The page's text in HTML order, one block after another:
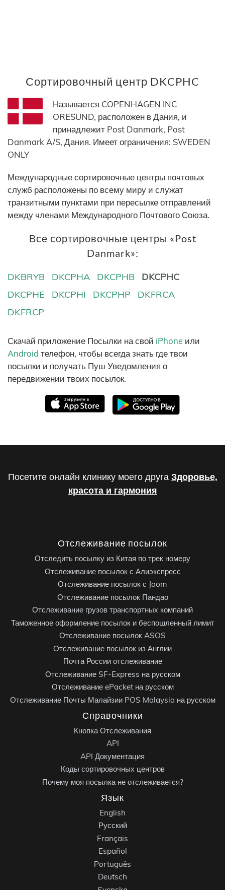
Сортировочный центр DKCPHC
Называется COPENHAGEN INC
ORESUND, расположен в Дания, и
принадлежит Post Danmark, Post
Danmark A/S, Дания. Имеет ограничения: SWEDEN
ONLY
Международные сортировочные центры почтовых
служб расположены по всему миру и служат
транзитными пунктами при пересылке отправлений
между членами Международного Почтового Союза.
Все сортировочные центры «Post
Danmark»:
DKBRYB DKCPHA DKCPHB
DKCPHC
DKCPHE
DKCPHI DKCPHP
DKFRCA
DKFRCP
Скачай приложение Посылки на свой iPhone или
Android телефон, чтобы всегда знать где твои
посылки и получать Пуш Уведомления о
передвижении твоих посылок.
Посетите онлайн клинику моего друга Здоровье,
красота и гармония
Отслеживание посылок
Отследить посылку из Китая по трек номеру
Отслеживание посылок с Алиэкспресс
Отслеживание посылок с Joom
Отслеживание посылок Пандао
Отслеживание грузов транспортных компаний
Таможенное оформление посылок и беспошленный лимит
Отслеживание посылок ASOS
Отслеживание посылок из Англии
Почта России отслеживание
Отслеживание SF-Express на русском
Отслеживание ePacket на русском
Отслеживание Почты Малайзии POS Malaysia на русском
Справочники
Кнопка Отслеживания
API
API Документация
Коды сортировочных центров
Почему моя посылка не отслеживается?
Язык
English
Русский
Français
Español
Português
Deutsch